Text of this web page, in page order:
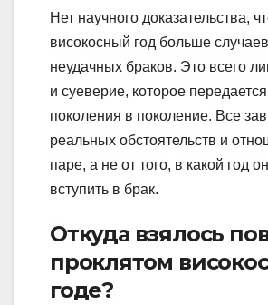
Нет научного доказательства,
високосный год больше
неудачных браков. Это всего
и суеверие, которое
поколения в поколение. Все
реальных обстоятельств и
паре, а не от того, в какой год
вступить в брак.
Откуда взялось
проклятом
годе?